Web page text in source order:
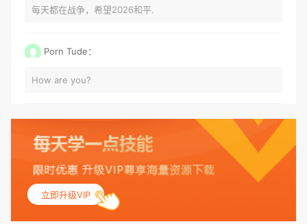
每天都在战争，希望2026和平.
Porn Tude：
How are you?
立即升级VIP